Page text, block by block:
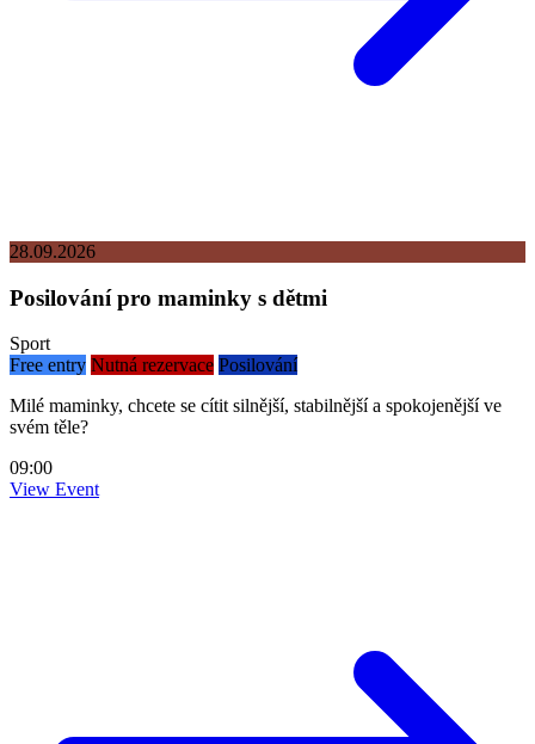
28.09.2026
Posilování pro maminky s dětmi
Sport
Free entry Nutná rezervace Posilování
Milé maminky, chcete se cítit silnější, stabilnější a spokojenější ve
svém těle?
09:00
View Event